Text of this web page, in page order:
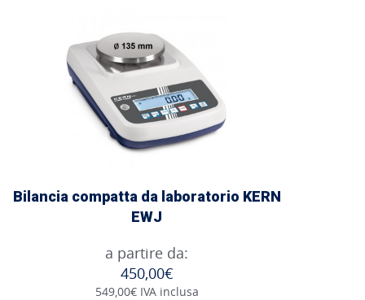
Bilancia compatta da laboratorio KERN
EWJ
a partire da:
450,00€
549,00€ IVA inclusa